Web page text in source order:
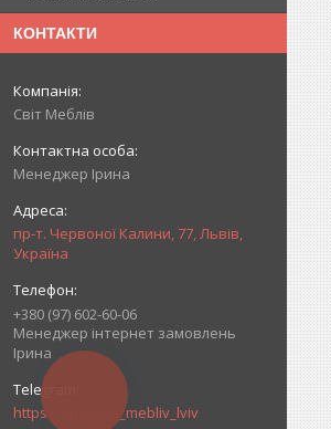
КОНТАКТИ
Світ Меблів
Менеджер Ірина
пр-т. Червоної Калини, 77, Львів,
Україна
+380 (97) 602-60-06
Менеджер інтернет замовлень
Ірина
https://t.me/svit_mebliv_lviv